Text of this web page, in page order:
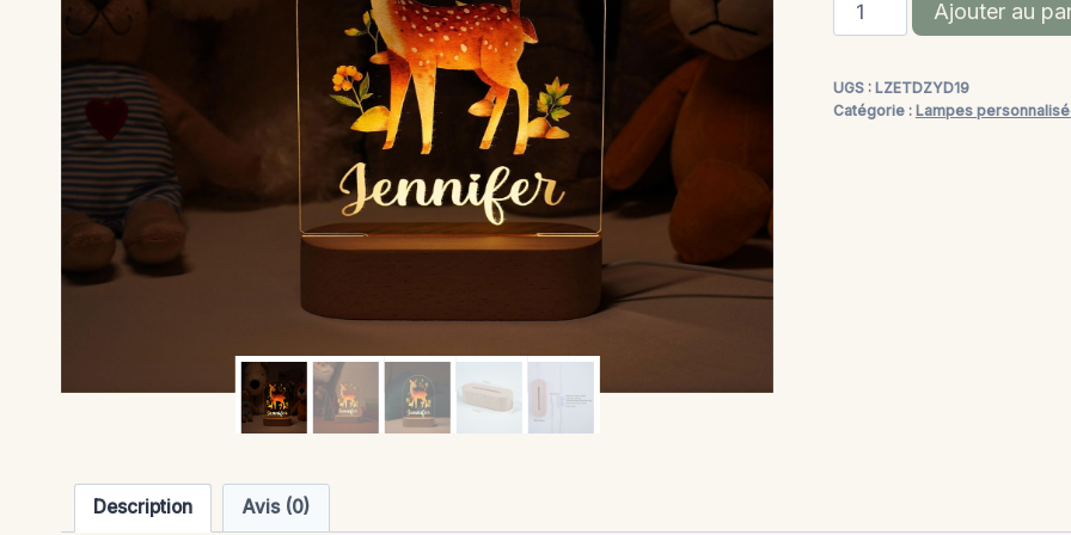
de
Personnalisée
Ajouter au
UGS : LZETDZYD19
Catégorie : Lampes
Description Avis (0)